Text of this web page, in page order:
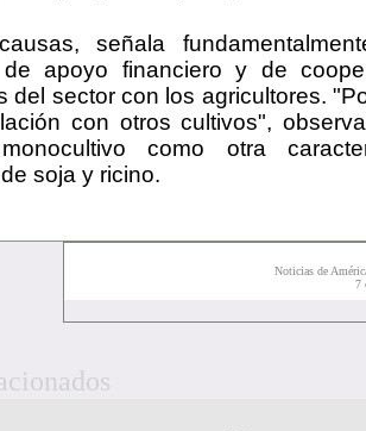
señala
de apoyo financiero y de
del sector con los agricultores.
con otros cultivos",
como otra
soja y ricino.
Noticias de
7